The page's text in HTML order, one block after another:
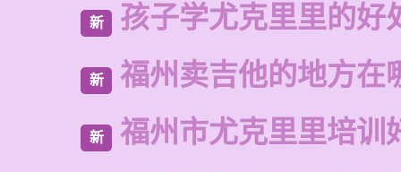
新 孩子学尤克里里的好
新 福州卖吉他的地方在
新 福州市尤克里里培训